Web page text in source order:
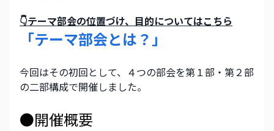
👇テーマ部会の位置づけ、目的についてはこちら
「テーマ部会とは？」
今回はその初回として、４つの部会を第１部・第２部
の二部構成で開催しました。
●開催概要